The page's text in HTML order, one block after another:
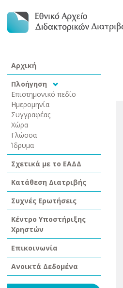
Αρχική
Πλοήγηση
Επιστημονικό πεδίο
Ημερομηνία
Συγγραφέας
Χώρα
Γλώσσα
Ίδρυμα
Σχετικά με το ΕΑΔΔ
Κατάθεση Διατριβής
Συχνές Ερωτήσεις
Κέντρο Υποστήριξης
Χρηστών
Επικοινωνία
Ανοικτά Δεδομένα